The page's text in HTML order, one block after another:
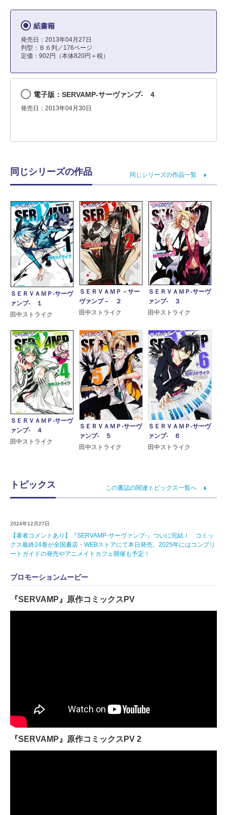
紙書籍
発売日：2013年04月27日
判型：Ｂ６判／176ページ
定価：902円（本体820円＋税）
電子版：SERVAMP-サーヴァンプ- 4
発売日：2013年04月30日
同じシリーズの作品 同じシリーズの作品一覧
ＳＥＲＶＡＭＰ‐サーヴ
ァンプ‐ １
田中ストライク
ＳＥＲＶＡＭＰ－サー
ヴァンプ－ ２
田中ストライク
ＳＥＲＶＡＭＰ‐サーヴ
ァンプ‐ ３
田中ストライク
ＳＥＲＶＡＭＰ‐サーヴ
ァンプ‐ ４
田中ストライク
ＳＥＲＶＡＭＰ‐サーヴ
ァンプ‐ ５
田中ストライク
ＳＥＲＶＡＭＰ‐サーヴ
ァンプ‐ ６
田中ストライク
トピックス この書誌の関連トピックス一覧へ
2024年12月27日
【著者コメントあり】『SERVAMP-サーヴァンプ-』ついに完結！ コミッ
クス最終24巻が全国書店・WEBストアにて本日発売。2025年にはコンプリ
ートガイドの発売やアニメイトカフェ開催も予定！
プロモーションムービー
『SERVAMP』原作コミックスPV
『SERVAMP』原作コミックスPV 2